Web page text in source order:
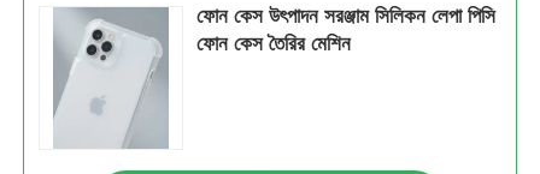
ফোন কেস উৎপাদন সরঞ্জাম সিলিকন লেপা পিসি
ফোন কেস তৈরির মেশিন